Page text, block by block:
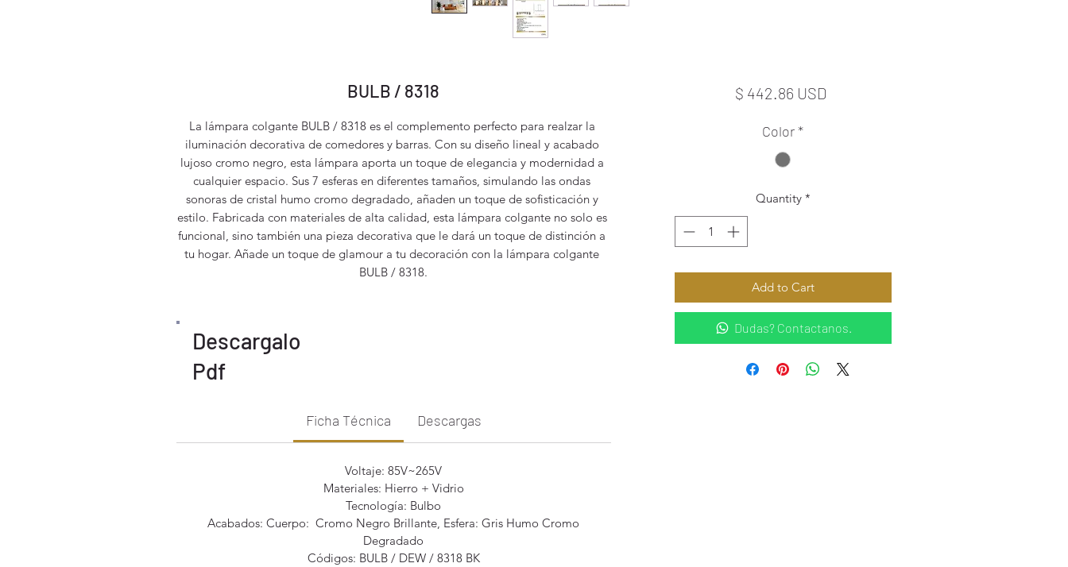
BULB / 8318
La lámpara colgante BULB / 8318 es el complemento perfecto para realzar la
iluminación decorativa de comedores y barras. Con su diseño lineal y acabado
lujoso cromo negro, esta lámpara aporta un toque de elegancia y modernidad a
cualquier espacio. Sus 7 esferas en diferentes tamaños, simulando las ondas
sonoras de cristal humo cromo degradado, añaden un toque de sofisticación y
estilo. Fabricada con materiales de alta calidad, esta lámpara colgante no solo es
funcional, sino también una pieza decorativa que le dará un toque de distinción a
tu hogar. Añade un toque de glamour a tu decoración con la lámpara colgante
BULB / 8318.
Descargalo
Pdf
Ficha Técnica Descargas
Voltaje: 85V~265V
Materiales: Hierro + Vidrio
Tecnología: Bulbo
Acabados: Cuerpo: Cromo Negro Brillante, Esfera: Gris Humo Cromo
Degradado
Códigos: BULB / DEW / 8318 BK
$ 442.86 USD
Color*
Quantity *
Add to Cart
Dudas? Contactanos.